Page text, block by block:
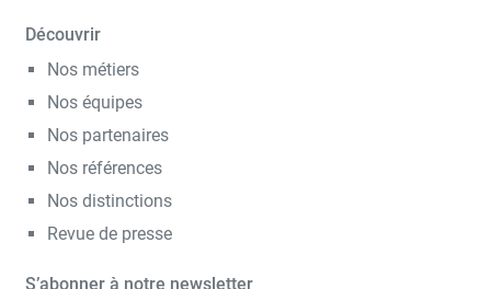
Découvrir
Nos métiers
Nos équipes
Nos partenaires
Nos références
Nos distinctions
Revue de presse
S’abonner à notre newsletter